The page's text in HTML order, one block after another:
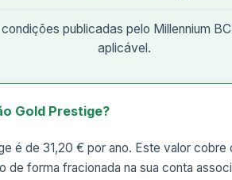
publicadas pelo Millennium
aplicável.
Gold Prestige?
é de 31,20 € por ano. Este valor
de forma fracionada na sua conta